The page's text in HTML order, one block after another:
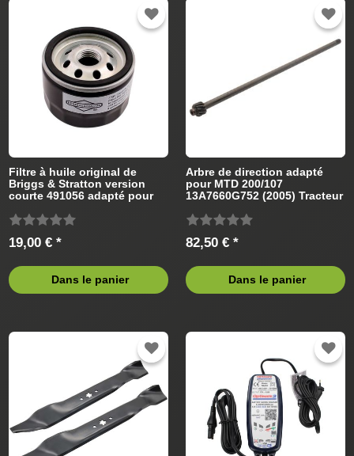
Filtre à huile original de
Briggs & Stratton version
courte 491056 adapté pour
19,00 € *
Dans le panier
Arbre de direction adapté
pour MTD 200/107
13A7660G752 (2005) Tracteur
82,50 € *
Dans le panier